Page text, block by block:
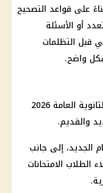
على قواعد التصحيح
أو الأسئلة
قبل التظلمات
واضح.
العامة 2026
طلاب بالنظام الجديد، إلى جانب
الطلاب الامتحانات